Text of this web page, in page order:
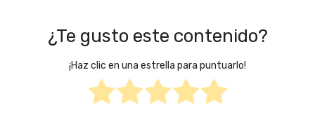
¿Te gusto este contenido?
¡Haz clic en una estrella para puntuarlo!